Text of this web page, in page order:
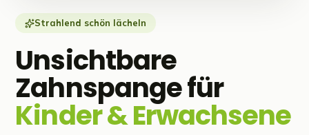
Strahlend schön lächeln
Unsichtbare
Zahnspange für
Kinder & Erwachsene